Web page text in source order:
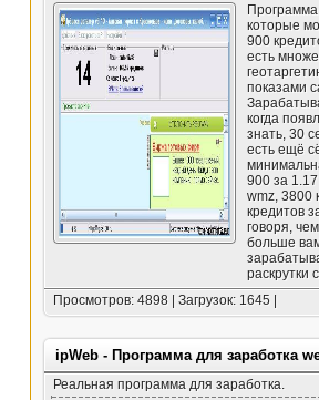
которые
900
есть
показами
когда
знать, 30
есть ещё
900 за
wmz, 3800
кредитов
говоря,
больше
раскрутки
Просмотров: 4898 | Загрузок: 1645 |
ipWeb - Программа для заработка
Реальная программа для заработка.